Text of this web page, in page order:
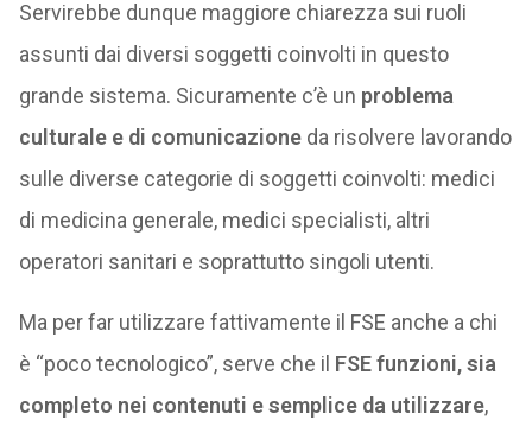
Servirebbe dunque maggiore chiarezza sui ruoli
assunti dai diversi soggetti coinvolti in questo
grande sistema. Sicuramente c’è un problema
culturale e di comunicazioneda risolvere lavorando
sulle diverse categorie di soggetti coinvolti: medici
di medicina generale, medici specialisti, altri
operatori sanitari e soprattutto singoli utenti.
Ma per far utilizzare fattivamente il FSE anche a chi
è “poco tecnologico”, serve che il FSE funzioni, sia
completo nei contenuti e semplice da utilizzare,